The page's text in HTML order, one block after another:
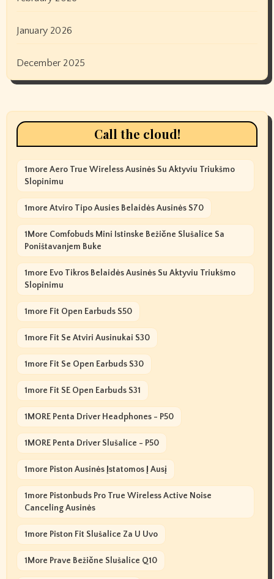
January 2026
December 2025
Call the cloud!
1more Aero True Wireless Ausinės Su Aktyviu Triukšmo
Slopinimu
1more Atviro Tipo Ausies Belaidės Ausinės S70
1More Comfobuds Mini Istinske Bežične Slušalice Sa
Poništavanjem Buke
1more Evo Tikros Belaidės Ausinės Su Aktyviu Triukšmo
Slopinimu
1more Fit Open Earbuds S50
1more Fit Se Atviri Ausinukai S30
1more Fit Se Open Earbuds S30
1more Fit SE Open Earbuds S31
1MORE Penta Driver Headphones - P50
1MORE Penta Driver Slušalice - P50
1more Piston Ausinės Įstatomos Į Ausį
1more Pistonbuds Pro True Wireless Active Noise
Canceling Ausinės
1more Piston Fit Slušalice Za U Uvo
1More Prave Bežične Slušalice Q10